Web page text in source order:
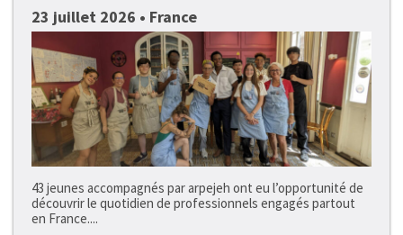
23 juillet 2026 • France
43 jeunes accompagnés par arpejeh ont eu l’opportunité de
découvrir le quotidien de professionnels engagés partout
en France....